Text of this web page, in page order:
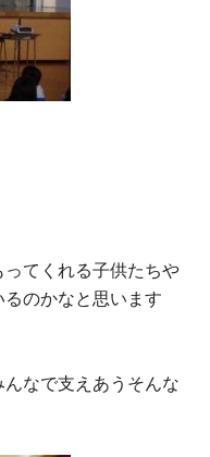
てくれる子供たちや
のかなと思います
なで支えあうそんな